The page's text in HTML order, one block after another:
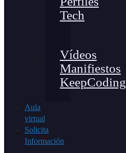
Tech
Vídeos
Manifiestos
KeepCoding
Aula
virtual
Solicita
Información